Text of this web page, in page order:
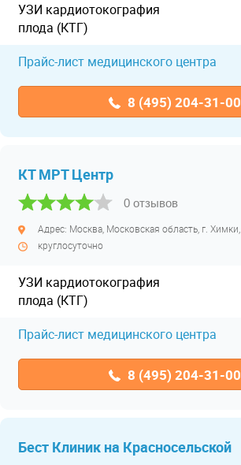
УЗИ кардиотокография
плода (КТГ)
Прайс-лист медицинского центра
8 (495) 204-31-00
КТ МРТ Центр
0 отзывов
круглосуточно
УЗИ кардиотокография
плода (КТГ)
Прайс-лист медицинского центра
8 (495) 204-31-00
Бест Клиник на Красносельской